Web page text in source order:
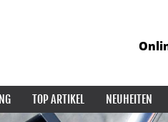
TOP ARTIKEL NEUHEITEN